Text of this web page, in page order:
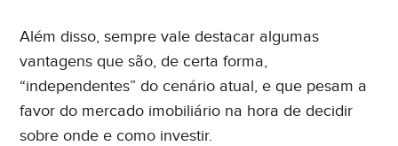
Além disso, sempre vale destacar algumas
vantagens que são, de certa forma,
“independentes” do cenário atual, e que pesam a
favor do mercado imobiliário na hora de decidir
sobre onde e como investir.